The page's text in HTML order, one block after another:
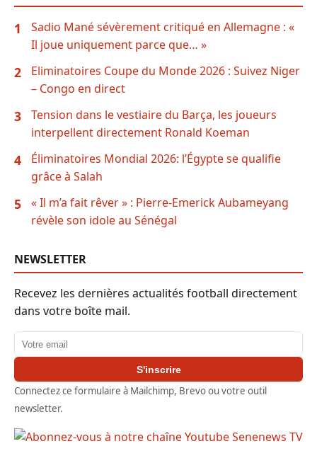
1
Sadio Mané sévèrement critiqué en Allemagne : «
Il joue uniquement parce que… »
2
Eliminatoires Coupe du Monde 2026 : Suivez Niger
– Congo en direct
3
Tension dans le vestiaire du Barça, les joueurs
interpellent directement Ronald Koeman
4
Éliminatoires Mondial 2026: l’Égypte se qualifie
grâce à Salah
5
« Il m’a fait rêver » : Pierre-Emerick Aubameyang
révèle son idole au Sénégal
NEWSLETTER
Recevez les dernières actualités football directement
dans votre boîte mail.
Adresse email
S'inscrire
Connectez ce formulaire à Mailchimp, Brevo ou votre outil
newsletter.